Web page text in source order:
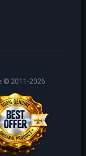
© 2011-2026